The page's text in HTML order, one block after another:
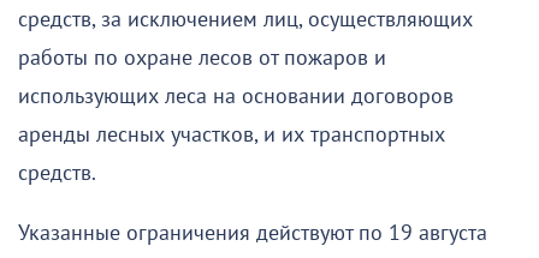
средств, за исключением лиц, осуществляющих
работы по охране лесов от пожаров и
использующих леса на основании договоров
аренды лесных участков, и их транспортных
средств.
Указанные ограничения действуют по 19 августа